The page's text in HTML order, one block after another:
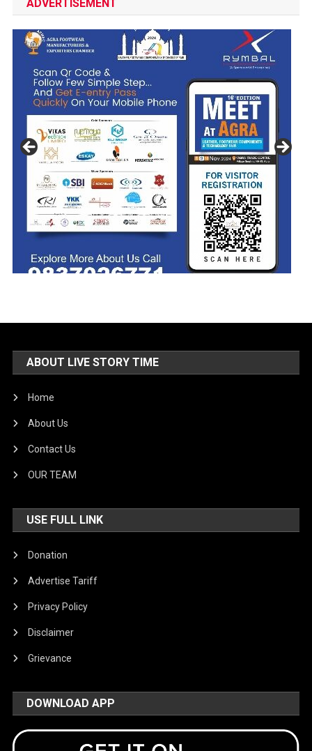
ADVERTISEMENT
ABOUT LIVE STORY TIME
Home
About Us
Contact Us
OUR TEAM
USE FULL LINK
Donation
Advertise Tariff
Privacy Policy
Disclaimer
Grievance
DOWNLOAD APP